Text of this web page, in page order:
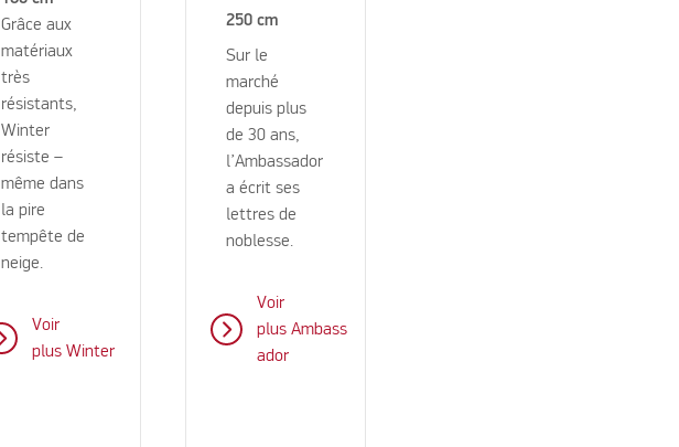
Grâce aux
matériaux
très
résistants,
Winter
résiste –
même dans
la pire
tempête de
neige.
Voir
plus Winter
250 cm
Sur le
marché
depuis plus
de 30 ans,
l’Ambassador
a écrit ses
lettres de
noblesse.
Voir
plus Ambass
ador